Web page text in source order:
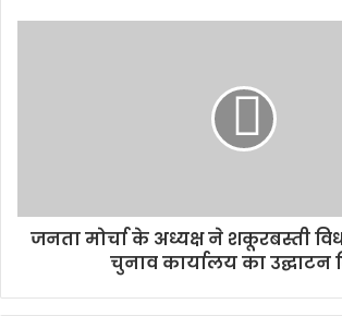
जनता मोर्चा के अध्यक्ष ने शकूरबस्ती
चुनाव कार्यालय का उद्घाटन